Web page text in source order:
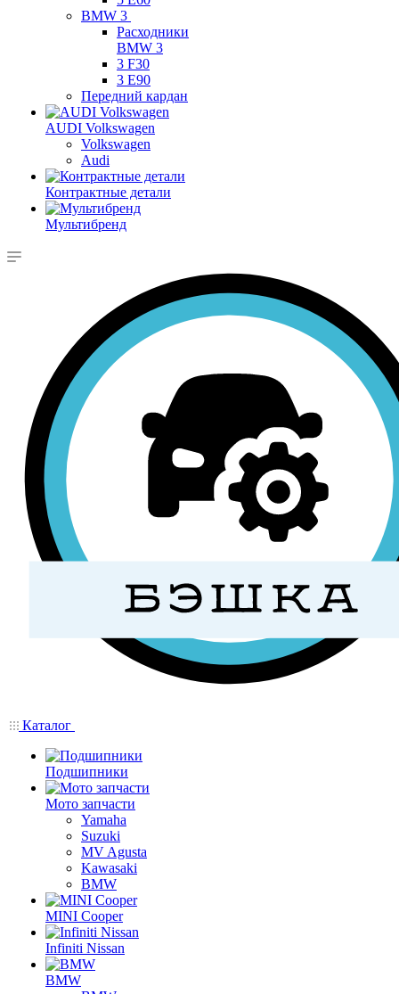
BMW 3
Расходники
BMW 3
3 F30
3 E90
Передний кардан
AUDI Volkswagen
Volkswagen
Audi
Контрактные детали
Мультибренд
Каталог
Подшипники
Мото запчасти
Yamaha
Suzuki
MV Agusta
Kawasaki
BMW
MINI Cooper
Infiniti Nissan
BMW